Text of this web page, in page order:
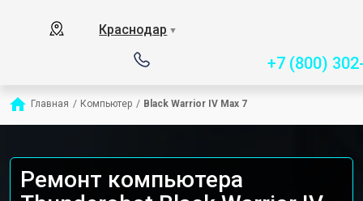
Краснодар ▼
+7 (800)
Главная / Компьютер / Black Warrior IV Max 7
Ремонт компьютера